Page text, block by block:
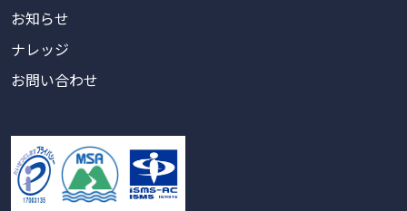
お知らせ
ナレッジ
お問い合わせ